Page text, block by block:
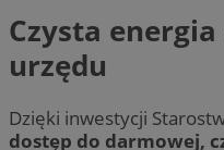
Czysta
urzędu
Dzięki inwestycji
dostęp do darmowej,